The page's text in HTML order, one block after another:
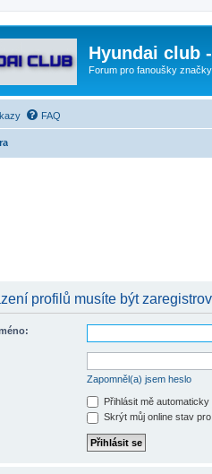
Hyundai club
Forum pro fanoušky
FAQ
profilů musíte být
Zapomněl(a) jsem heslo
Přihlásit mě
Skrýt můj online stav